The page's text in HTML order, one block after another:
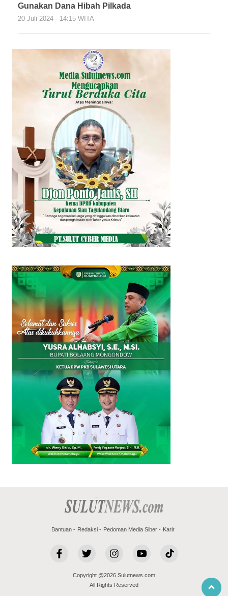
Gunakan Dana Hibah Pilkada
20 Juli 2024 - 14:15 WITA
Bantuan Redaksi Pedoman Media Siber Karir
Copyright @2026 Sulutnews.com
All Rights Reserved